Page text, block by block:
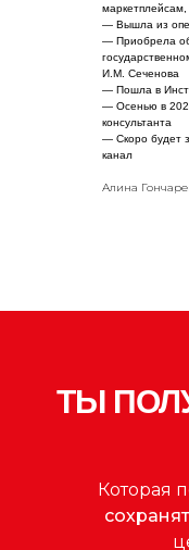
— Вышла из
— Приобрела
И.М. Сеченова
— Пошла в
— Осенью в
консультанта
— Скоро будет
канал
Алина
ТЫ
Которая